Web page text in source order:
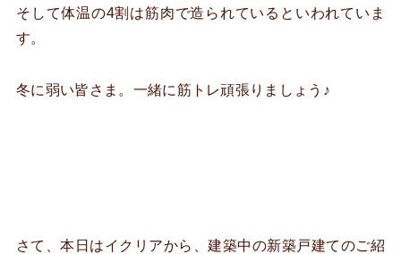
そして体温の4割は筋肉で造られているといわれていま
す。
冬に弱い皆さま。一緒に筋トレ頑張りましょう♪
さて、本日はイクリアから、建築中の新築戸建てのご紹